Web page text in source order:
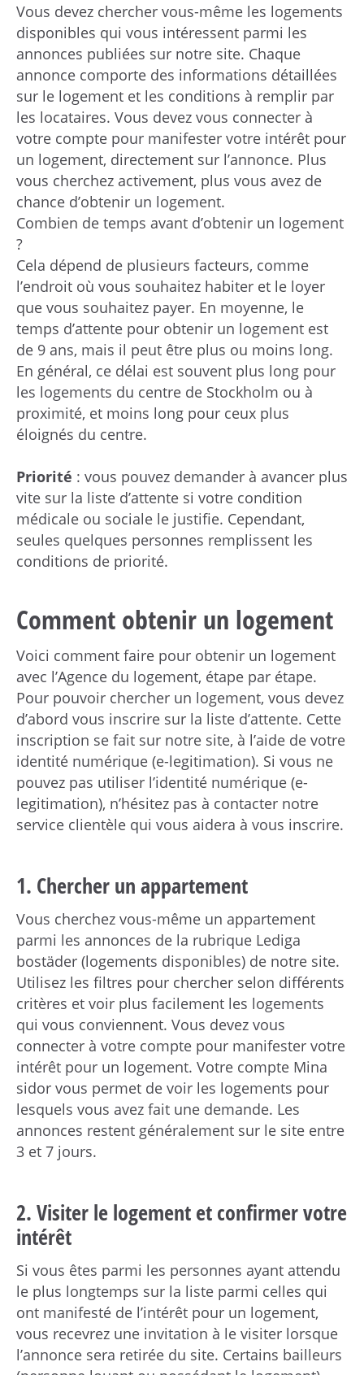
Vous devez chercher vous-même les logements
disponibles qui vous intéressent parmi les
annonces publiées sur notre site. Chaque
annonce comporte des informations détaillées
sur le logement et les conditions à remplir par
les locataires. Vous devez vous connecter à
votre compte pour manifester votre intérêt pour
un logement, directement sur l’annonce. Plus
vous cherchez activement, plus vous avez de
chance d’obtenir un logement.
Combien de temps avant d’obtenir un logement
?
Cela dépend de plusieurs facteurs, comme
l’endroit où vous souhaitez habiter et le loyer
que vous souhaitez payer. En moyenne, le
temps d’attente pour obtenir un logement est
de 9 ans, mais il peut être plus ou moins long.
En général, ce délai est souvent plus long pour
les logements du centre de Stockholm ou à
proximité, et moins long pour ceux plus
éloignés du centre.
Priorité : vous pouvez demander à avancer plus
vite sur la liste d’attente si votre condition
médicale ou sociale le justifie. Cependant,
seules quelques personnes remplissent les
conditions de priorité.
Comment obtenir un logement
Voici comment faire pour obtenir un logement
avec l’Agence du logement, étape par étape.
Pour pouvoir chercher un logement, vous devez
d’abord vous inscrire sur la liste d’attente. Cette
inscription se fait sur notre site, à l’aide de votre
identité numérique (e-legitimation). Si vous ne
pouvez pas utiliser l’identité numérique (e-
legitimation), n’hésitez pas à contacter notre
service clientèle qui vous aidera à vous inscrire.
1. Chercher un appartement
Vous cherchez vous-même un appartement
parmi les annonces de la rubrique Lediga
bostäder (logements disponibles) de notre site.
Utilisez les filtres pour chercher selon différents
critères et voir plus facilement les logements
qui vous conviennent. Vous devez vous
connecter à votre compte pour manifester votre
intérêt pour un logement. Votre compte Mina
sidor vous permet de voir les logements pour
lesquels vous avez fait une demande. Les
annonces restent généralement sur le site entre
3 et 7 jours.
2. Visiter le logement et confirmer votre
intérêt
Si vous êtes parmi les personnes ayant attendu
le plus longtemps sur la liste parmi celles qui
ont manifesté de l’intérêt pour un logement,
vous recevrez une invitation à le visiter lorsque
l’annonce sera retirée du site. Certains bailleurs